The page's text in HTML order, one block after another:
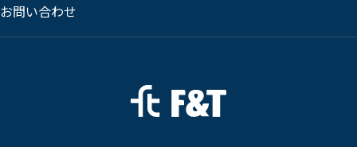
お問い合わせ